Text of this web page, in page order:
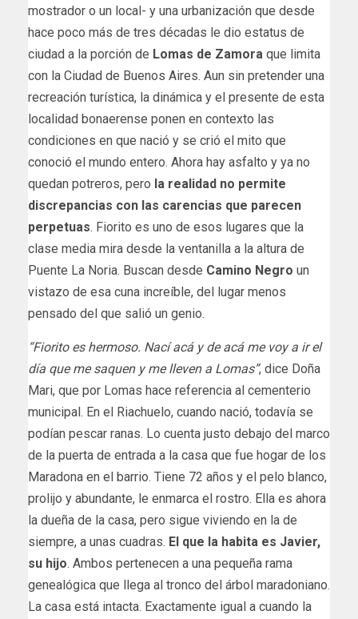
mostrador o un local- y una urbanización que desde
hace poco más de tres décadas le dio estatus de
ciudad a la porción de Lomas de Zamora que limita
con la Ciudad de Buenos Aires. Aun sin pretender una
recreación turística, la dinámica y el presente de esta
localidad bonaerense ponen en contexto las
condiciones en que nació y se crió el mito que
conoció el mundo entero. Ahora hay asfalto y ya no
quedan potreros, pero la realidad no permite
discrepancias con las carencias que parecen
perpetuas. Fiorito es uno de esos lugares que la
clase media mira desde la ventanilla a la altura de
Puente La Noria. Buscan desde Camino Negro un
vistazo de esa cuna increíble, del lugar menos
pensado del que salió un genio.
“Fiorito es hermoso. Nací acá y de acá me voy a ir el
día que me saquen y me lleven a Lomas”, dice Doña
Mari, que por Lomas hace referencia al cementerio
municipal. En el Riachuelo, cuando nació, todavía se
podían pescar ranas. Lo cuenta justo debajo del marco
de la puerta de entrada a la casa que fue hogar de los
Maradona en el barrio. Tiene 72 años y el pelo blanco,
prolijo y abundante, le enmarca el rostro. Ella es ahora
la dueña de la casa, pero sigue viviendo en la de
siempre, a unas cuadras. El que la habita es Javier,
su hijo. Ambos pertenecen a una pequeña rama
genealógica que llega al tronco del árbol maradoniano.
La casa está intacta. Exactamente igual a cuando la